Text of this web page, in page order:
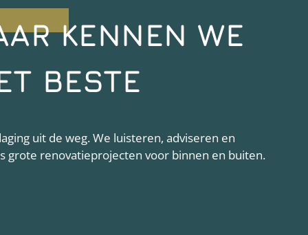
KENNEN WE
BESTE
uit de weg. We luisteren, adviseren en
grote renovatieprojecten voor binnen en buiten.